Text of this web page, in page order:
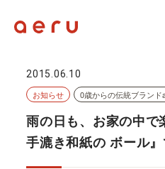
2015.06.10
お知らせ
0歳からの伝統ブランド
雨の日も、お家の中で
手漉き和紙の ボール